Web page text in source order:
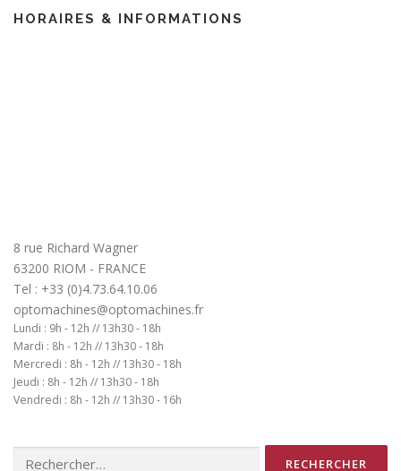
HORAIRES & INFORMATIONS
8 rue Richard Wagner
63200 RIOM - FRANCE
Tel : +33 (0)4.73.64.10.06
optomachines@optomachines.fr
Lundi : 9h - 12h // 13h30 - 18h
Mardi : 8h - 12h // 13h30 - 18h
Mercredi : 8h - 12h // 13h30 - 18h
Jeudi : 8h - 12h // 13h30 - 18h
Vendredi : 8h - 12h // 13h30 - 16h